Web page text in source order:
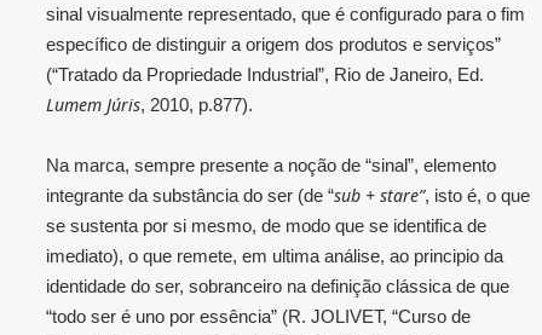
sinal visualmente representado, que é configurado para o fim
específico de distinguir a origem dos produtos e serviços”
(“Tratado da Propriedade Industrial”, Rio de Janeiro, Ed.
Lumem Júris, 2010, p.877).
Na marca, sempre presente a noção de “sinal”, elemento
integrante da substância do ser (de “sub + stare”, isto é, o que
se sustenta por si mesmo, de modo que se identifica de
imediato), o que remete, em ultima análise, ao principio da
identidade do ser, sobranceiro na definição clássica de que
“todo ser é uno por essência” (R. JOLIVET, “Curso de